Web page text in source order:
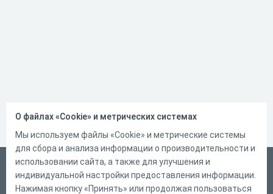
Русский
Справка
О файлах «Cookie» и метрических системах
Мы используем файлы «Cookie» и метрические системы
для сбора и анализа информации о производительности и
использовании сайта, а также для улучшения и
индивидуальной настройки предоставления информации.
Нажимая кнопку «Принять» или продолжая пользоваться